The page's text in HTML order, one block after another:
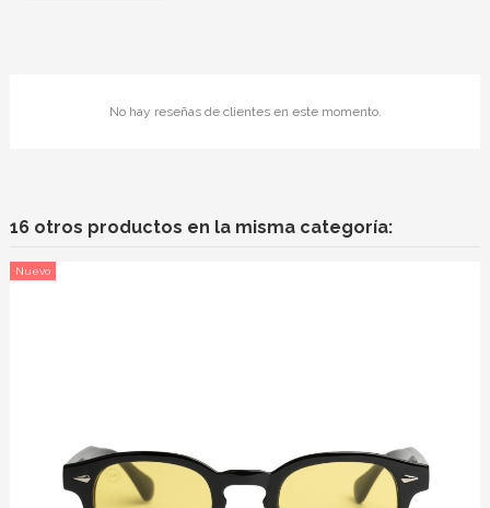
No hay reseñas de clientes en este momento.
16 otros productos en la misma categoría:
Nuevo